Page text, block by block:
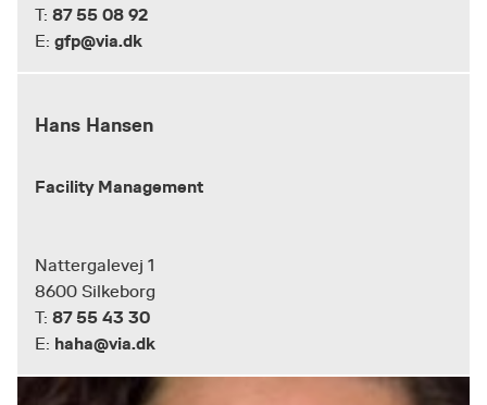
T: 87 55 08 92
E: gfp@via.dk
Hans Hansen
Facility Management
Nattergalevej 1
8600 Silkeborg
T: 87 55 43 30
E: haha@via.dk